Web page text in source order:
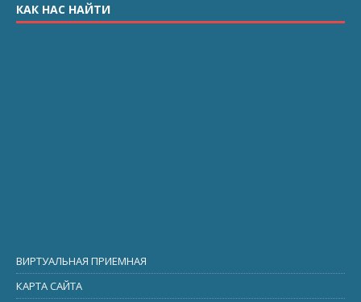
КАК НАС НАЙТИ
ВИРТУАЛЬНАЯ ПРИЕМНАЯ
КАРТА САЙТА